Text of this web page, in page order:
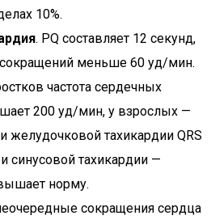
10%.
. PQ составляет 12 секунд,
сокращений меньше 60 уд/мин.
частота сердечных
200 уд/мин, у взрослых —
желудочковой тахикардии QRS
синусовой тахикардии —
норму.
сокращения сердца